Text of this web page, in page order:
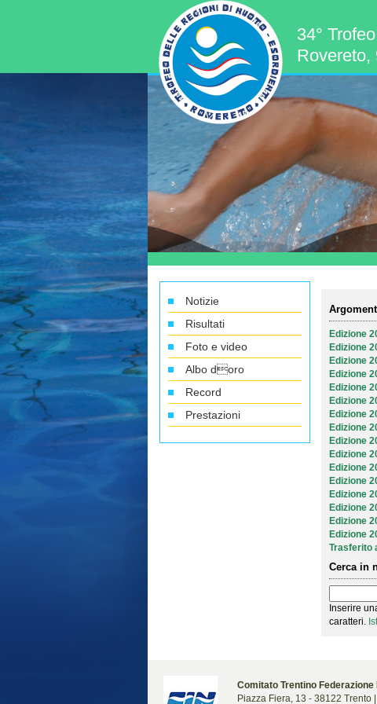
34°
Rovereto,
Notizie
Risultati
Foto e video
Albo doro
Record
Prestazioni
Edizione
Edizione
Edizione
Edizione
Edizione
Edizione
Edizione
Edizione
Edizione
Edizione
Edizione
Edizione
Edizione
Edizione
Edizione
Edizione
Trasferito
Cerca in
Inserire
caratteri.
Comitato Trentino Federazione
Piazza Fiera, 13 - 38122